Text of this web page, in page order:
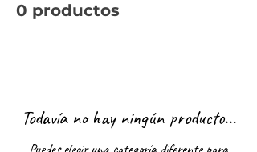
0 productos
Todavía no hay ningún producto...